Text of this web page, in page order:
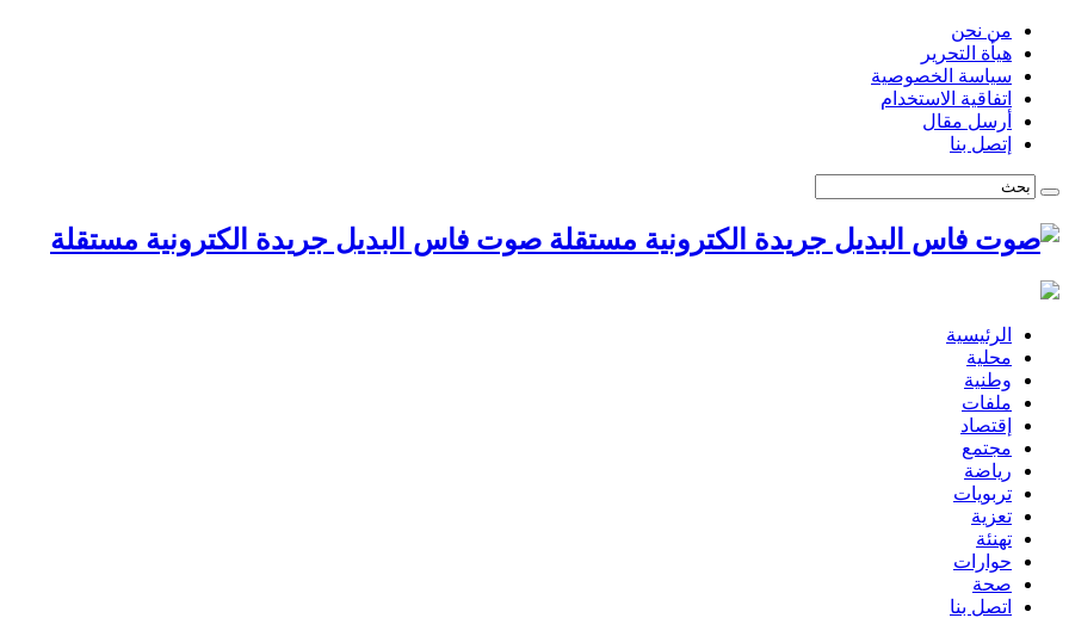
من نحن
هيأة التحرير
سياسة الخصوصية
اتفاقية الاستخدام
أرسل مقال
إتصل بنا
صوت فاس البديل جريدة الكترونية مستقلة
الرئيسية
محلية
وطنية
ملفات
إقتصاد
مجتمع
رياضة
تربويات
تعزية
تهنئة
حوارات
صحة
اتصل بنا